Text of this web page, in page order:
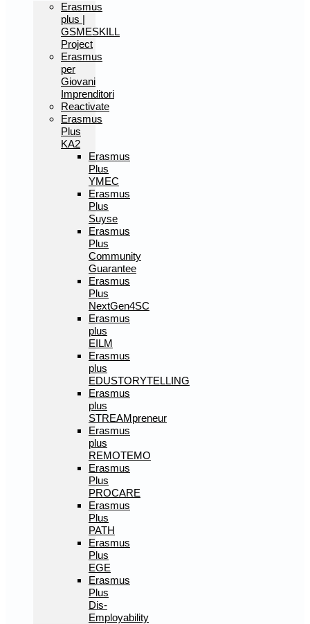
Erasmus
plus |
GSMESKILL
Project
Erasmus
per
Giovani
Imprenditori
Reactivate
Erasmus
Plus
KA2
Erasmus
Plus
YMEC
Erasmus
Plus
Suyse
Erasmus
Plus
Community
Guarantee
Erasmus
Plus
NextGen4SC
Erasmus
plus
EILM
Erasmus
plus
EDUSTORYTELLING
Erasmus
plus
STREAMpreneur
Erasmus
plus
REMOTEMO
Erasmus
Plus
PROCARE
Erasmus
Plus
PATH
Erasmus
Plus
EGE
Erasmus
Plus
Dis-
Employability